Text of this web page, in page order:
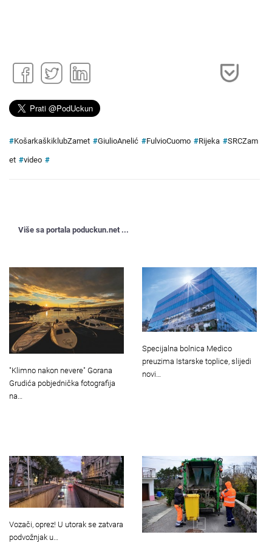
#KošarkaškiklubZamet #GiulioAnelić #FulvioCuomo #Rijeka #SRCZam
et #video #
Više sa portala poduckun.net ...
"Klimno nakon nevere" Gorana
Grudića pobjednička fotografija
na…
Specijalna bolnica Medico
preuzima Istarske toplice, slijedi
novi…
Vozači, oprez! U utorak se zatvara
podvožnjak u…